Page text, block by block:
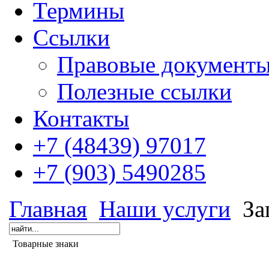
Термины
Cсылки
Правовые
Полезные ссылки
Контакты
+7 (48439) 97017
+7 (903) 5490285
Главная Наши услуги
Товарные знаки